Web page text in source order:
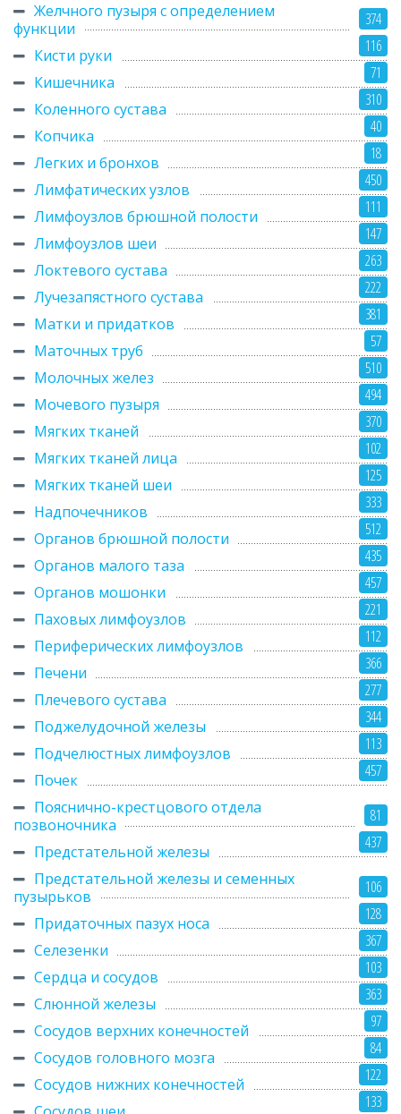
374
Желчного пузыря с определением
функции
116
Кисти руки
71
Кишечника
310
Коленного сустава
40
Копчика
18
Легких и бронхов
450
Лимфатических узлов
111
Лимфоузлов брюшной полости
147
Лимфоузлов шеи
263
Локтевого сустава
222
Лучезапястного сустава
381
Матки и придатков
57
Маточных труб
510
Молочных желез
494
Мочевого пузыря
370
Мягких тканей
102
Мягких тканей лица
125
Мягких тканей шеи
333
Надпочечников
512
Органов брюшной полости
435
Органов малого таза
457
Органов мошонки
221
Паховых лимфоузлов
112
Периферических лимфоузлов
366
Печени
277
Плечевого сустава
344
Поджелудочной железы
113
Подчелюстных лимфоузлов
457
Почек
81
Пояснично-крестцового отдела
позвоночника
437
Предстательной железы
106
Предстательной железы и семенных
пузырьков
128
Придаточных пазух носа
367
Селезенки
103
Сердца и сосудов
363
Слюнной железы
97
Сосудов верхних конечностей
84
Сосудов головного мозга
122
Сосудов нижних конечностей
133